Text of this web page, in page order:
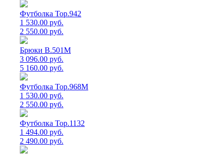
Футболка Top.942
1 530.00 руб.
2 550.00 руб.
Брюки B.501M
3 096.00 руб.
5 160.00 руб.
Футболка Top.968M
1 530.00 руб.
2 550.00 руб.
Футболка Top.1132
1 494.00 руб.
2 490.00 руб.